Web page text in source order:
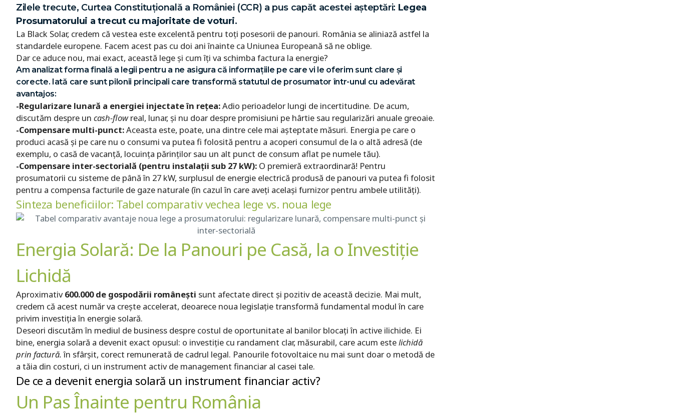
Zilele trecute, Curtea Constituțională a României (CCR) a pus capăt acestei așteptări: Legea
Prosumatorului a trecut cu majoritate de voturi.
La Black Solar, credem că vestea este excelentă pentru toți posesorii de panouri. România se aliniază astfel la
standardele europene. Facem acest pas cu doi ani înainte ca Uniunea Europeană să ne oblige.
Dar ce aduce nou, mai exact, această lege și cum îți va schimba factura la energie?
Am analizat forma finală a legii pentru a ne asigura că informațiile pe care vi le oferim sunt clare și
corecte. Iată care sunt pilonii principali care transformă statutul de prosumator într-unul cu adevărat
avantajos:
-Regularizare lunară a energiei injectate în rețea:Adio perioadelor lungi de incertitudine. De acum,
discutăm despre un cash-flowreal, lunar, și nu doar despre promisiuni pe hârtie sau regularizări anuale greoaie.
-Compensare multi-punct:Aceasta este, poate, una dintre cele mai așteptate măsuri. Energia pe care o
produci acasă și pe care nu o consumi va putea fi folosită pentru a acoperi consumul de la o altă adresă (de
exemplu, o casă de vacanță, locuința părinților sau un alt punct de consum aflat pe numele tău).
-Compensare inter-sectorială (pentru instalații sub 27 kW): O premieră extraordinară! Pentru
prosumatorii cu sisteme de până în 27 kW, surplusul de energie electrică produsă de panouri va putea fi folosit
pentru a compensa facturile de gaze naturale (în cazul în care aveți același furnizor pentru ambele utilități).
Sinteza beneficiilor: Tabel comparativ vechea lege vs. noua lege
Energia Solară: De la Panouri pe Casă, la o Investiție
Lichidă
Aproximativ600.000 de gospodării românești sunt afectate direct și pozitiv de această decizie. Mai mult,
credem că acest număr va crește accelerat, deoarece noua legislație transformă fundamental modul în care
privim investiția în energie solară.
Deseori discutăm în mediul de business despre costul de oportunitate al banilor blocați în active ilichide. Ei
bine, energia solară a devenit exact opusul: o investiție cu randament clar, măsurabil, care acum estelichidă
prin factură.în sfârșit, corect remunerată de cadrul legal. Panourile fotovoltaice nu mai sunt doar o metodă de
a tăia din costuri, ci un instrument activ de management financiar al casei tale.
De ce a devenit energia solară un instrument financiar activ?
Un Pas Înainte pentru România